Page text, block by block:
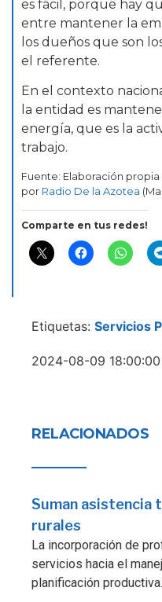
es fácil, porque hay
entre mantener la
los dueños que son
el referente.
En el contexto
la entidad es
energía, que es la
trabajo.
Fuente: Elaboración
por Radio De la Azotea
Comparte en tus redes!
Etiquetas: Servicios
2024-08-09 18:00:00
RELACIONADOS
Suman asistencia
rurales
La incorporación de
servicios hacia el
planificación